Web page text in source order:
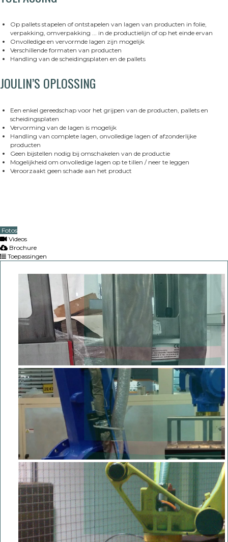
Op pallets stapelen of ontstapelen van lagen van producten in folie,
verpakking, omverpakking ... in de productielijn of op het einde ervan
Onvolledige en vervormde lagen zijn mogelijk
Verschillende formaten van producten
Handling van de scheidingsplaten en de pallets
JOULIN’S OPLOSSING
Een enkel gereedschap voor het grijpen van de producten, pallets en
scheidingsplaten
Vervorming van de lagen is mogelijk
Handling van complete lagen, onvolledige lagen of afzonderlijke
producten
Geen bijstellen nodig bij omschakelen van de productie
Mogelijkheid om onvolledige lagen op te tillen / neer te leggen
Veroorzaakt geen schade aan het product
Fotos
Videos
Brochure
Toepassingen